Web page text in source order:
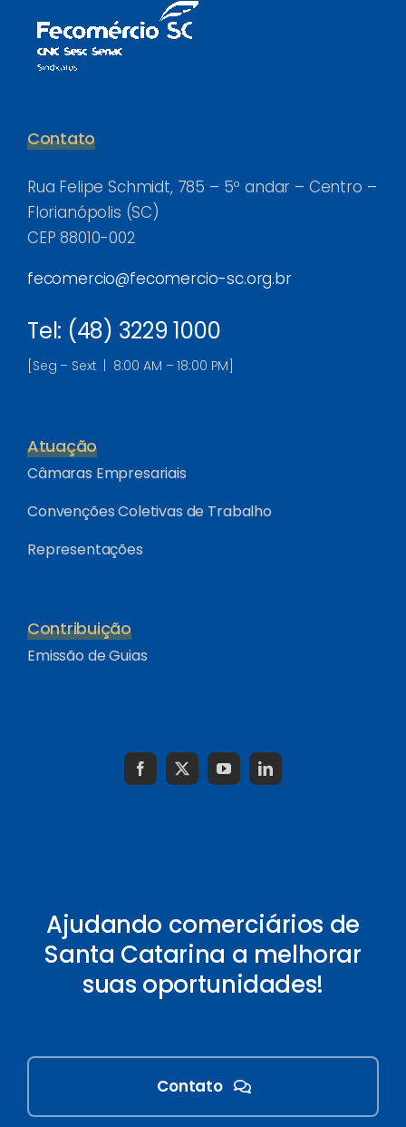
Contato
Rua Felipe Schmidt, 785 – 5º andar – Centro –
Florianópolis (SC)
CEP 88010-002
fecomercio@fecomercio-sc.org.br
Tel: (48) 3229 1000
[Seg – Sext | 8:00 AM – 18:00 PM]
Atuação
Câmaras Empresariais
Convenções Coletivas de Trabalho
Representações
Contribuição
Emissão de Guias
Ajudando comerciários de
Santa Catarina a melhorar
suas oportunidades!
Contato